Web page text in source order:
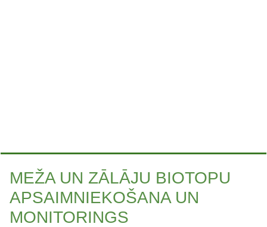
MEŽA UN ZĀLĀJU BIOTOPU
APSAIMNIEKOŠANA UN
MONITORINGS